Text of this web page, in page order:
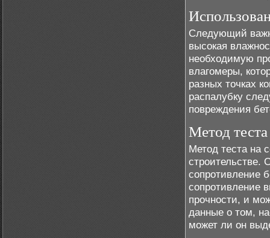
Следующий
высокая
необходимую
влагомеры,
разных точках
распалубку
повреждения
Метод
Метод теста на
строительстве.
сопротивление
сопротивление
прочности, и
данные о том,
может ли он